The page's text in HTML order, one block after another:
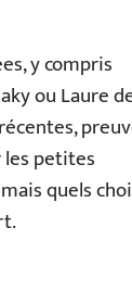
y compris
ou Laure
petites
quels